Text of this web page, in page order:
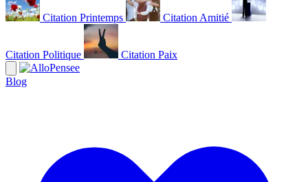
Citation Printemps Citation Amitié
Citation Politique Citation Paix
Blog